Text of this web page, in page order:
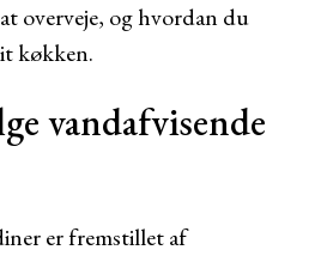
overveje, og hvordan du
køkken.
vandafvisende
er fremstillet af